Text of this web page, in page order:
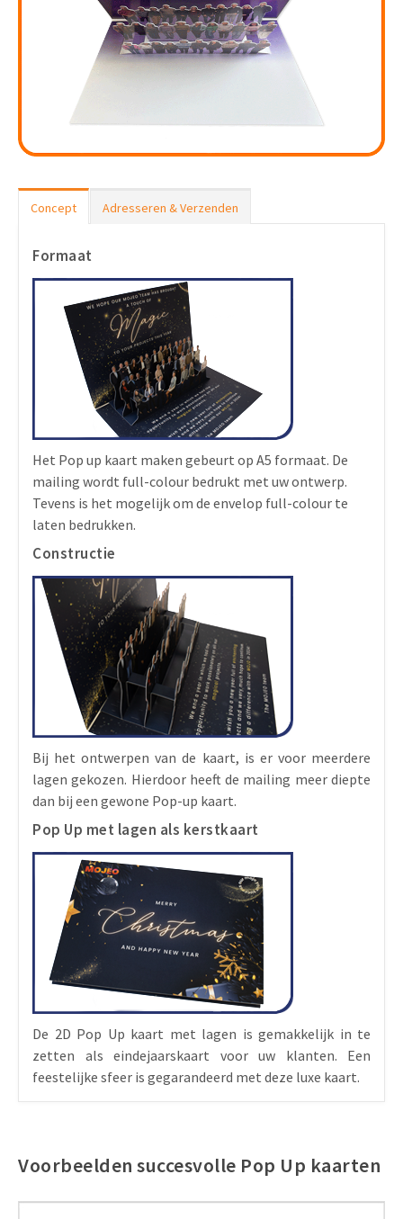
Concept Adresseren & Verzenden
Formaat
Het Pop up kaart maken gebeurt op A5 formaat. De
mailing wordt full-colour bedrukt met uw ontwerp.
Tevens is het mogelijk om de envelop full-colour te
laten bedrukken.
Constructie
Bij het ontwerpen van de kaart, is er voor meerdere
lagen gekozen. Hierdoor heeft de mailing meer diepte
dan bij een gewone Pop-up kaart.
Pop Up met lagen als kerstkaart
De 2D Pop Up kaart met lagen is gemakkelijk in te
zetten als eindejaarskaart voor uw klanten. Een
feestelijke sfeer is gegarandeerd met deze luxe kaart.
Voorbeelden succesvolle Pop Up kaarten